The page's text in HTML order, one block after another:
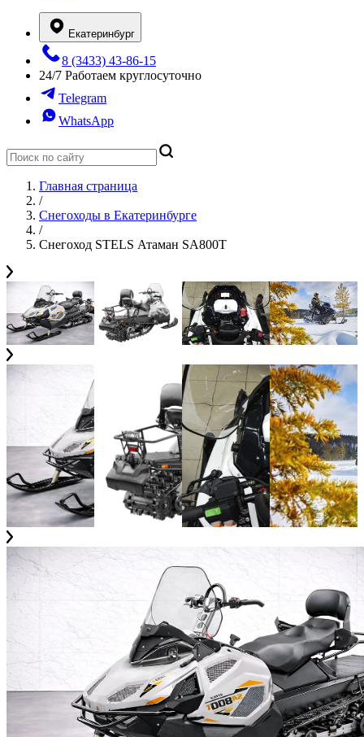
Екатеринбург
8 (3433) 43-86-15
24/7 Работаем круглосуточно
Telegram
WhatsApp
Главная страница
/
Снегоходы в Екатеринбурге
/
Снегоход STELS Атаман SA800T